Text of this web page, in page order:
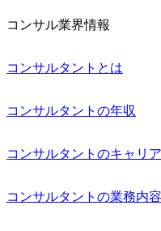
コンサル業界情報
コンサルタントとは
コンサルタントの年収
コンサルタントのキャリア
コンサルタントの業務内容